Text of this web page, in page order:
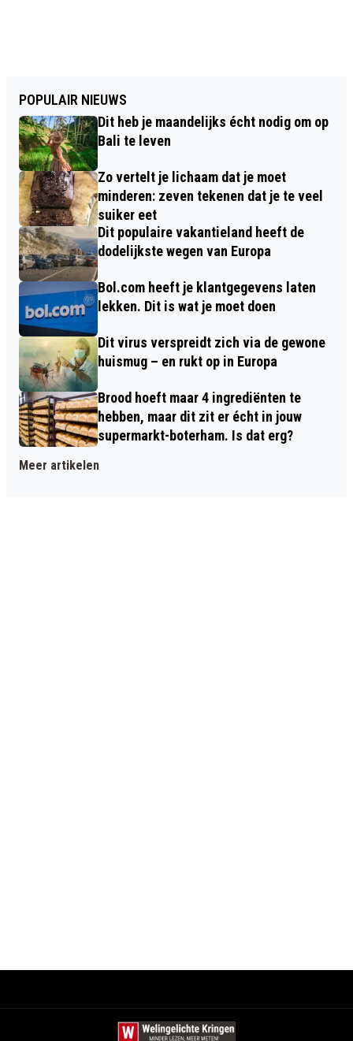
POPULAIR NIEUWS
Dit heb je maandelijks écht nodig om op
Bali te leven
Zo vertelt je lichaam dat je moet
minderen: zeven tekenen dat je te veel
suiker eet
Dit populaire vakantieland heeft de
dodelijkste wegen van Europa
Bol.com heeft je klantgegevens laten
lekken. Dit is wat je moet doen
Dit virus verspreidt zich via de gewone
huismug – en rukt op in Europa
Brood hoeft maar 4 ingrediënten te
hebben, maar dit zit er écht in jouw
supermarkt-boterham. Is dat erg?
Meer artikelen